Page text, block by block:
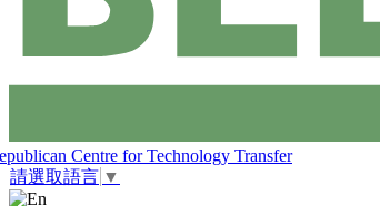
Centre for Technology Transfer
請選取語言 ▼